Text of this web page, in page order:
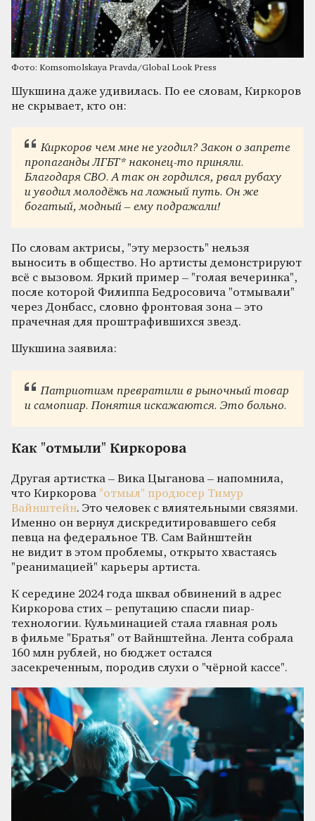
Фото: Komsomolskaya Pravda/Global Look Press
Шукшина даже удивилась. По ее словам, Киркоров
не скрывает, кто он:
Киркоров чем мне не угодил? Закон о запрете
пропаганды ЛГБТ* наконец-то приняли.
Благодаря СВО. А так он гордился, рвал рубаху
и уводил молодёжь на ложный путь. Он же
богатый, модный – ему подражали!
По словам актрисы, "эту мерзость" нельзя
выносить в общество. Но артисты демонстрируют
всё с вызовом. Яркий пример – "голая вечеринка",
после которой Филиппа Бедросовича "отмывали"
через Донбасс, словно фронтовая зона – это
прачечная для проштрафившихся звезд.
Шукшина заявила:
Патриотизм превратили в рыночный товар
и самопиар. Понятия искажаются. Это больно.
Как "отмыли" Киркорова
Другая артистка – Вика Цыганова – напомнила,
что Киркорова "отмыл" продюсер Тимур
Вайнштейн. Это человек с влиятельными связями.
Именно он вернул дискредитировавшего себя
певца на федеральное ТВ. Сам Вайнштейн
не видит в этом проблемы, открыто хвастаясь
"реанимацией" карьеры артиста.
К середине 2024 года шквал обвинений в адрес
Киркорова стих – репутацию спасли пиар-
технологии. Кульминацией стала главная роль
в фильме "Братья" от Вайнштейна. Лента собрала
160 млн рублей, но бюджет остался
засекреченным, породив слухи о "чёрной кассе".